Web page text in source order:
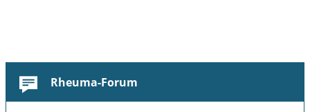
Rheuma-Forum